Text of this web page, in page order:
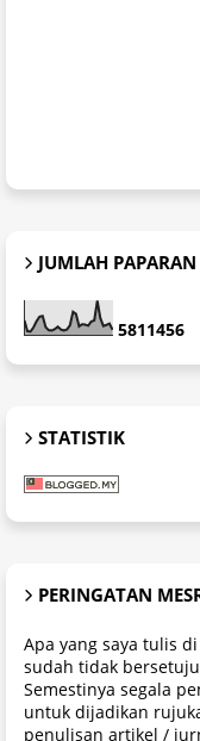
JUMLAH
5811456
STATISTIK
PERINGATAN
Apa yang saya tulis
sudah tidak
Semestinya segala
untuk dijadikan
penulisan artikel /